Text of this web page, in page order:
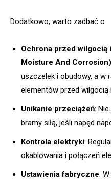
Dodatkowo, warto zadbać o:
Ochrona przed
Moisture And Corrosion)
uszczelek i obudowy, a w
elementów przed wilgocią
Unikanie przeciążeń:
bramy siłą, jeśli napęd
Kontrola elektryki:
okablowania i połączeń
Ustawienia fabryczne: